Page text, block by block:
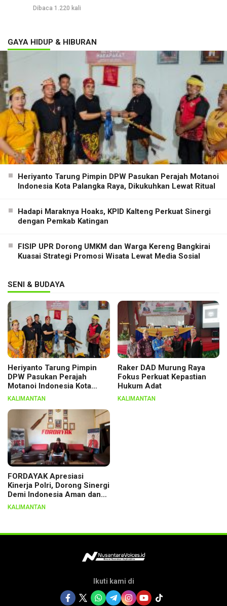
Dibaca 1.220 kali
GAYA HIDUP & HIBURAN
Heriyanto Tarung Pimpin DPW Pasukan Perajah Motanoi
Indonesia Kota Palangka Raya, Dikukuhkan Lewat Ritual
Hadapi Maraknya Hoaks, KPID Kalteng Perkuat Sinergi
dengan Pemkab Katingan
FISIP UPR Dorong UMKM dan Warga Kereng Bangkirai
Kuasai Strategi Promosi Wisata Lewat Media Sosial
SENI & BUDAYA
Heriyanto Tarung Pimpin
DPW Pasukan Perajah
Motanoi Indonesia Kota
Palangka Raya, Dikukuhkan
KALIMANTAN
Raker DAD Murung Raya
Fokus Perkuat Kepastian
Hukum Adat
KALIMANTAN
FORDAYAK Apresiasi
Kinerja Polri, Dorong Sinergi
Demi Indonesia Aman dan
Berkeadilan
KALIMANTAN
Ikuti kami di